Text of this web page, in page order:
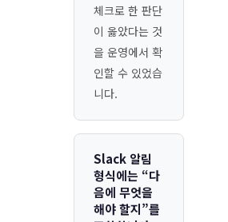
체크로 한 판단
이 옳았다는 것
을 운영에서 확
인할 수 있었습
니다.
Slack 알림
형식에는 “다
음에 무엇을
해야 할지”를